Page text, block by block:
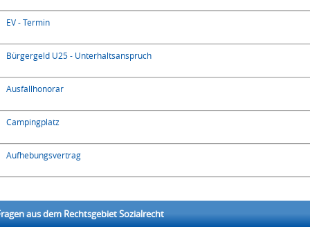
EV - Termin
Bürgergeld U25 - Unterhaltsanspruch
Ausfallhonorar
Campingplatz
Aufhebungsvertrag
aus dem Rechtsgebiet Sozialrecht